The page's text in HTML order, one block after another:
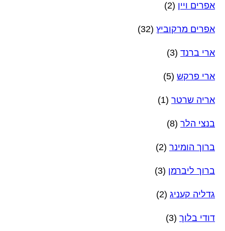
אפרים ויין (2)
אפרים מרקוביץ (32)
ארי ברנד (3)
ארי פרקש (5)
אריה שרטר (1)
בנצי הלר (8)
ברוך הומינר (2)
ברוך ליברמן (3)
גדליה קעניג (2)
דודי בלוך (3)